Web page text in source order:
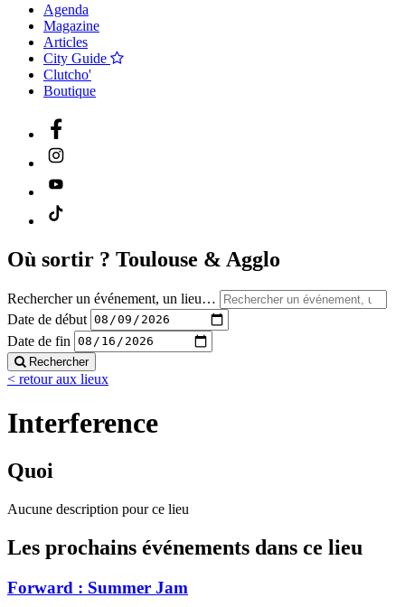
Agenda
Magazine
Articles
City Guide
Clutcho'
Boutique
Où sortir ? Toulouse & Agglo
Rechercher un événement, un lieu…
Date de début
Date de fin
Rechercher
< retour aux lieux
Interference
Quoi
Aucune description pour ce lieu
Les prochains événements dans ce lieu
Forward : Summer Jam